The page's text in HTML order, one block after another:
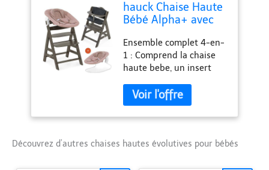
hauck Chaise Haute
Bébé Alpha+ avec
en 1 Charcoal Bambi
Ensemble complet 4-en-
1 : Comprend la chaise
haute bebe, un insert
dès les premiers mois et
un coussin chaise haute
moelleux en deux parties
dès la naissance :
Découvrez d’autres chaises hautes évolutives pour bébés